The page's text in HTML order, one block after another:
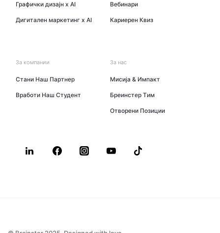
Графички дизајн x AI
Дигитален маркетинг x AI
Вебинари
Кариерен Квиз
За компании
Стани Наш Партнер
Вработи Наш Студент
За нас
Мисија & Импакт
Бреинстер Tим
Oтворени Позиции